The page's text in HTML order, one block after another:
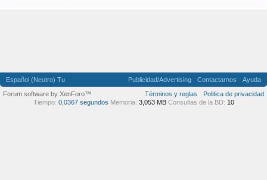
Español (Neutro) Tu Publicidad/Advertising Contactarnos
Ayuda
Términos y reglas
Politica de privacidad
Forum software by XenForo™
Tiempo: 0,0367 segundos Memoria: 3,053 MB Consultas de la BD: 10